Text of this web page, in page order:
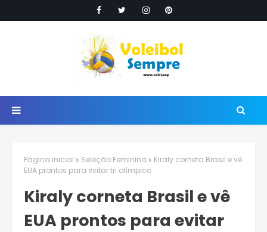
Página inicial Seleção Feminina
Kiraly corneta Brasil e vê
EUA prontos para evitar tri olímpico
Kiraly corneta Brasil e vê
EUA prontos para evitar